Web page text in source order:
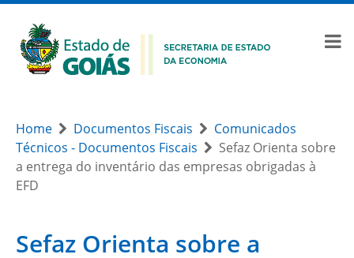
Home Documentos Fiscais
Comunicados
Técnicos - Documentos Fiscais
Sefaz Orienta sobre
a entrega do inventário das empresas obrigadas à
EFD
Sefaz Orienta sobre a